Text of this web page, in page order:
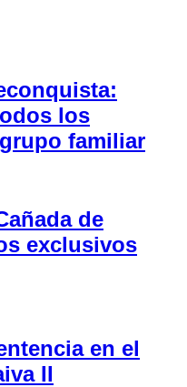
los
familiar
de
exclusivos
en el
II